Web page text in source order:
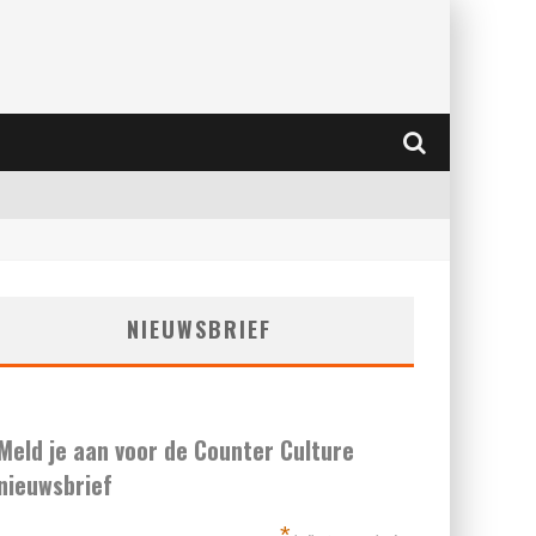
NIEUWSBRIEF
je aan voor de Counter Culture